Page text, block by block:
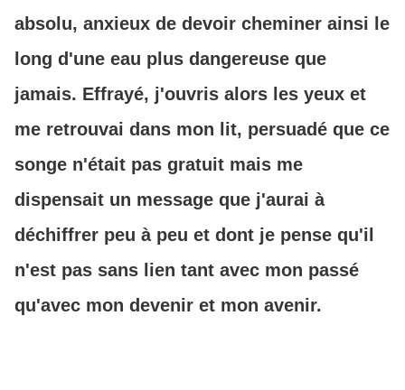
absolu, anxieux de devoir cheminer ainsi le
long d'une eau plus dangereuse que
jamais. Effrayé, j'ouvris alors les yeux et
me retrouvai dans mon lit, persuadé que ce
songe n'était pas gratuit mais me
dispensait un message que j'aurai à
déchiffrer peu à peu et dont je pense qu'il
n'est pas sans lien tant avec mon passé
qu'avec mon devenir et mon avenir.